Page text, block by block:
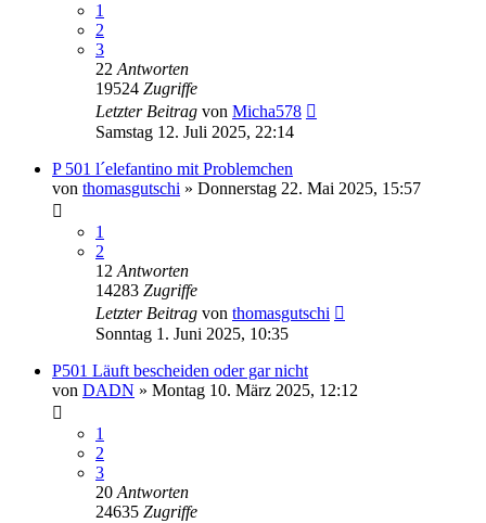
1
2
3
22 Antworten
19524 Zugriffe
Letzter Beitrag von Micha578
Samstag 12. Juli 2025, 22:14
P 501 l´elefantino mit Problemchen
von thomasgutschi » Donnerstag 22. Mai 2025, 15:57
1
2
12 Antworten
14283 Zugriffe
Letzter Beitrag von thomasgutschi
Sonntag 1. Juni 2025, 10:35
P501 Läuft bescheiden oder gar nicht
von DADN » Montag 10. März 2025, 12:12
1
2
3
20 Antworten
24635 Zugriffe